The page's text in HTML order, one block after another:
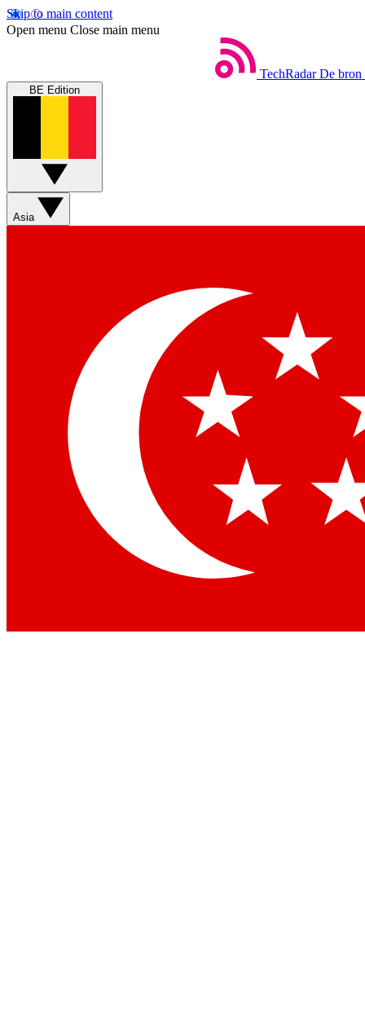
Skip to main content
Open menu Close main menu
TechRadar De bron
BE Edition
Asia